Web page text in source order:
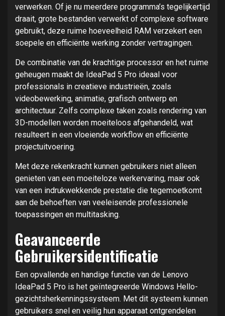
verwerken. Of je nu meerdere programma’s tegelijkertijd
draait, grote bestanden verwerkt of complexe software
gebruikt, deze ruime hoeveelheid RAM verzekert een
soepele en efficiënte werking zonder vertragingen.
De combinatie van de krachtige processor en het ruime
geheugen maakt de IdeaPad 5 Pro ideaal voor
professionals in creatieve industrieën, zoals
videobewerking, animatie, grafisch ontwerp en
architectuur. Zelfs complexe taken zoals rendering van
3D-modellen worden moeiteloos afgehandeld, wat
resulteert in een vloeiende workflow en efficiënte
projectuitvoering.
Met deze rekenkracht kunnen gebruikers niet alleen
genieten van een moeiteloze werkervaring, maar ook
van een indrukwekkende prestatie die tegemoetkomt
aan de behoeften van veeleisende professionele
toepassingen en multitasking.
Geavanceerde
Gebruikersidentificatie
Een opvallende en handige functie van de Lenovo
IdeaPad 5 Pro is het geïntegreerde Windows Hello-
gezichtsherkenningssysteem. Met dit systeem kunnen
gebruikers snel en veilig hun apparaat ontgrendelen